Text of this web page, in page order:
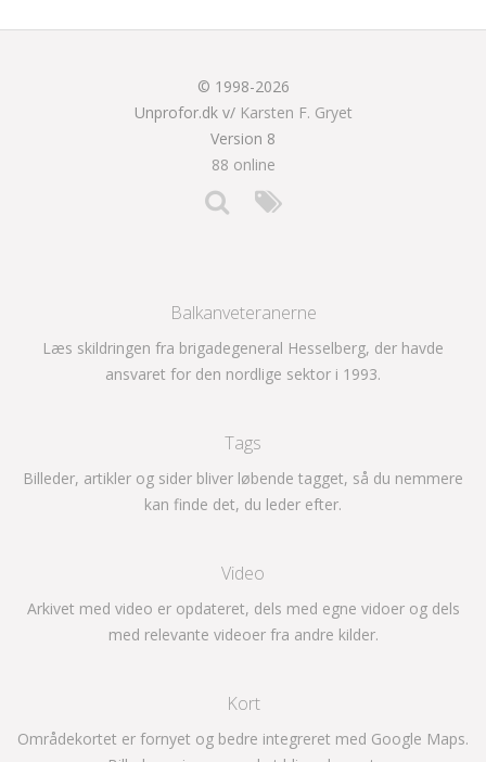
© 1998-2026
Unprofor.dk v/ Karsten F. Gryet
Version 8
88 online
Balkanveteranerne
Læs skildringen fra brigadegeneral Hesselberg, der havde
ansvaret for den nordlige sektor i 1993.
Tags
Billeder, artikler og sider bliver løbende tagget, så du nemmere
kan finde det, du leder efter.
Video
Arkivet med video er opdateret, dels med egne vidoer og dels
med relevante videoer fra andre kilder.
Kort
Områdekortet er fornyet og bedre integreret med Google Maps.